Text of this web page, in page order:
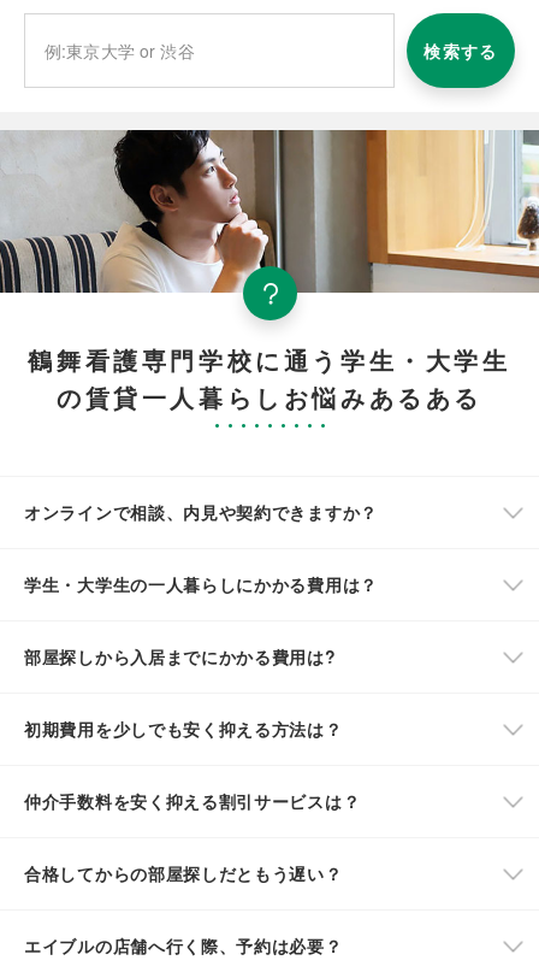
検索する
鶴舞看護専門学校に通う学生・大学生
の賃貸一人暮らしお悩みあるある
オンラインで相談、内見や契約できますか？
学生・大学生の一人暮らしにかかる費用は？
部屋探しから入居までにかかる費用は?
初期費用を少しでも安く抑える方法は？
仲介手数料を安く抑える割引サービスは？
合格してからの部屋探しだともう遅い？
エイブルの店舗へ行く際、予約は必要？